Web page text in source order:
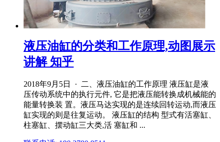
液压油缸的分类和工作原理,动图展示
讲解 知乎
2018年9月5日 · 二、液压油缸的工作原理 液压缸是液
压传动系统中的执行元件, 它是把液压能转换成机械能的
能量转换装 置。液压马达实现的是连续回转运动,而液压
缸实现的则是往复运动。 液压缸的结构 型式有活塞缸、
柱塞缸、摆动缸三大类,活 塞缸和 ...